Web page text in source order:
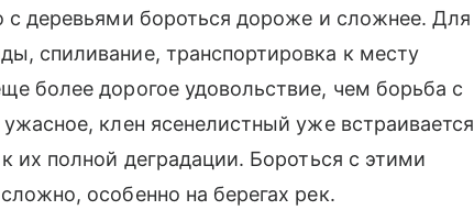
с деревьями бороться дороже и сложнее. Для
спиливание, транспортировка к месту
более дорогое удовольствие, чем борьба с
клен ясенелистный уже встраивается
их полной деградации. Бороться с этими
особенно на берегах рек.